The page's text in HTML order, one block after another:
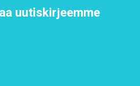
uutiskirjeemme